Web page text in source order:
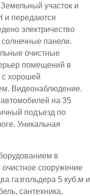
участок и
и передаются
электричество
панели.
очистные
помещений в
с хорошей
Видеонаблюдение.
на 35
подъезд по
Уникальная
в
сооружение
газгольдера 5 куб.м и
сантехника,